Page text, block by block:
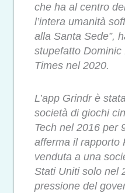
che ha al centro
l’intera umanità
alla Santa Sede”,
stupefatto
Times nel 2020.
L’app Grindr è
società di giochi
Tech nel 2016 per
afferma il rapporto
venduta a una
Stati Uniti solo nel
pressione del